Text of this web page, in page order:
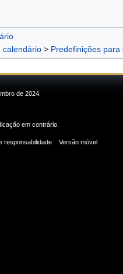
calendário > Predefinições
de 2024.
em contrário.
responsabilidade Versão móvel